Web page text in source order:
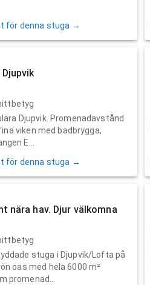
för denna stuga →
Djupvik. Promenadavstånd
viken med badbrygga,
E...
för denna stuga →
nära hav. Djur välkomna
stuga i Djupvik/Lofta på
oas med hela 6000 m²
promenad...